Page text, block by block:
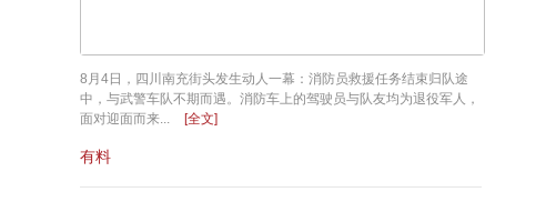
8月4日，四川南充街头发生动人一幕：消防员救援任务结束归队途
中，与武警车队不期而遇。消防车上的驾驶员与队友均为退役军人，
面对迎面而来...
[全文]
有料